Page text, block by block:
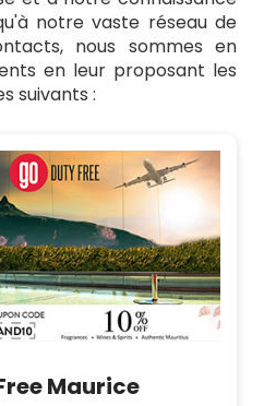
notre vaste réseau de
nous sommes en
en leur proposant les
suivants :
Maurice